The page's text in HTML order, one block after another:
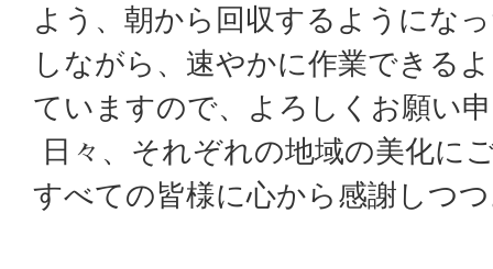
よう、朝から回収するようにな
しながら、速やかに作業できる
ていますので、よろしくお願い
日々、それぞれの地域の美化に
すべての皆様に心から感謝しつ